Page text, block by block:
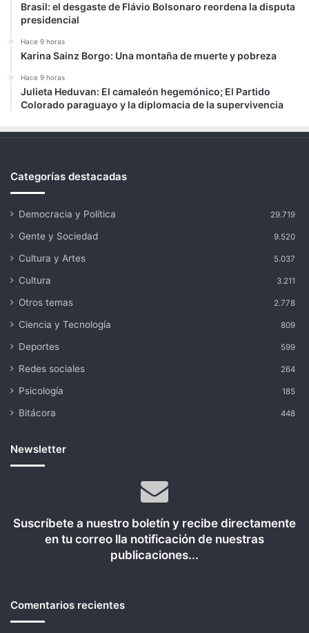
Brasil: el desgaste de Flávio Bolsonaro reordena la disputa
presidencial
Hace 9 horas
Karina Sainz Borgo: Una montaña de muerte y pobreza
Hace 9 horas
Julieta Heduvan: El camaleón hegemónico; El Partido
Colorado paraguayo y la diplomacia de la supervivencia
Categorías destacadas
Democracia y Política 29.719
Gente y Sociedad 9.520
Cultura y Artes 5.037
Cultura 3.211
Otros temas 2.778
Ciencia y Tecnología 809
Deportes 599
Redes sociales 264
Psicología 185
Bitácora 448
Newsletter
Suscríbete a nuestro boletín y recibe directamente
en tu correo lla notificación de nuestras
publicaciones...
Comentarios recientes